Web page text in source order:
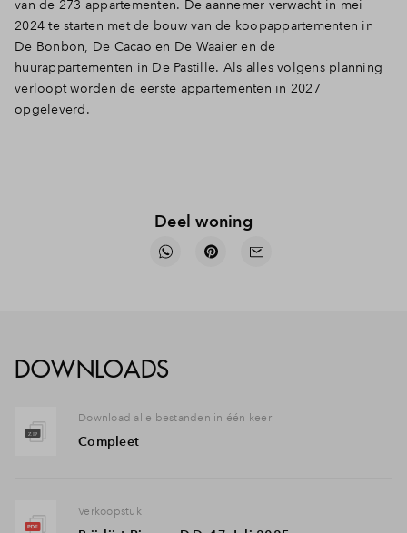
van de 273 appartementen. De aannemer verwacht in mei
2024 te starten met de bouw van de koopappartementen in
De Bonbon, De Cacao en De Waaier en de
huurappartementen in De Pastille. Als alles volgens planning
verloopt worden de eerste appartementen in 2027
opgeleverd.
Deel woning
DOWNLOADS
Download alle bestanden in één keer
Compleet
Verkoopstuk